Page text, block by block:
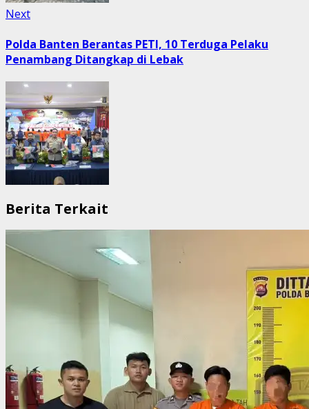
NextNext
Polda Banten Berantas PETI, 10 Terduga Pelaku
Penambang Ditangkap di Lebak
Berita Terkait